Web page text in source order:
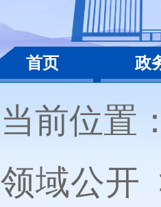
首页 政
当前位置
领域公开